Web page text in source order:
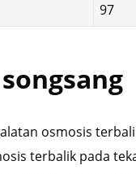
97
osmosis
terbalik pada